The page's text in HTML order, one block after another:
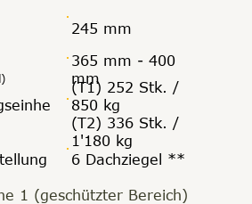
245 mm
365 mm - 400
mm
(T1) 252 Stk. /
850 kg
(T2) 336 Stk. /
1'180 kg
6 Dachziegel **
1 (geschützter Bereich)